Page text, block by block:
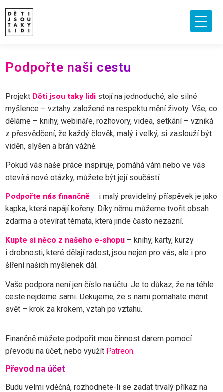
content
NAKLADATELSTVÍ
E-SHOP
VIDEA A ROZHOVORY
Podpořte naši cestu
Projekt Děti jsou taky lidistojí na jednoduché, ale silné
myšlence – vztahy založené na respektu mění životy. Vše, co
děláme – knihy, webináře, rozhovory, videa, setkání – vzniká
z přesvědčení, že každý člověk, malý i velký, si zaslouží být
viděn, slyšen a brán vážně.
Pokud vás naše práce inspiruje, pomáhá vám nebo ve vás
otevírá nové otázky, můžete být její součástí.
Podpořte nás finančně– i malý pravidelný příspěvek je jako
kapka, která napájí kořeny. Díky němu můžeme tvořit obsah
zdarma a otevírat témata, která jinde často nezazní.
Kupte si něco z našeho e-shopu– knihy, karty, kurzy
i drobnosti, které dělají radost, jsou nejen pro vás, ale i pro
šíření našich myšlenek dál.
Vaše podpora není jen číslo na účtu. Je to důkaz, že na téhle
cestě nejdeme sami. Děkujeme, že s námi pomáháte měnit
svět – krok za krokem, vztah po vztahu.
Finančně můžete podpořit mou činnost darem pomocí
převodu na účet, nebo využít Patreon.
Převod na účet
Budu velmi vděčná, rozhodnete-li se zadat trvalý příkaz na